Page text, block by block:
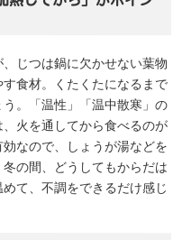
じつは鍋に欠かせない葉物
食材。くたくたになるまで
。「温性」「温中散寒」の
火を通してから食べるのが
なので、しょうが湯などを
の間、どうしてもからだは
て、不調をできるだけ感じ